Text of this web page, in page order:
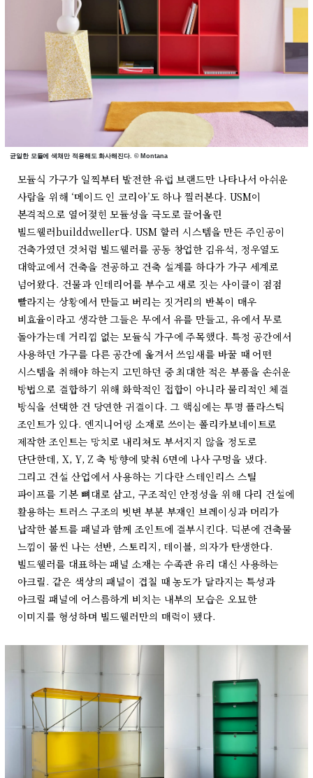
균일한 모듈에 색채만 적용해도 화사해진다. © Montana
모듈식 가구가 일찍부터 발전한 유럽 브랜드만 나타나서 아쉬운
사람을 위해 ‘메이드 인 코리아’도 하나 찔러본다. USM이
본격적으로 열어젖힌 모듈성을 극도로 끌어올린
빌드웰러builddweller다. USM 할러 시스템을 만든 주인공이
건축가였던 것처럼 빌드웰러를 공동 창업한 김유석, 정우열도
대학교에서 건축을 전공하고 건축 설계를 하다가 가구 세계로
넘어왔다. 건물과 인테리어를 부수고 새로 짓는 사이클이 점점
빨라지는 상황에서 만들고 버리는 짓거리의 반복이 매우
비효율이라고 생각한 그들은 무에서 유를 만들고, 유에서 무로
돌아가는데 거리낌 없는 모듈식 가구에 주목했다. 특정 공간에서
사용하던 가구를 다른 공간에 옮겨서 쓰임새를 바꿀 때 어떤
시스템을 취해야 하는지 고민하던 중 최대한 적은 부품을 손쉬운
방법으로 결합하기 위해 화학적인 접합이 아니라 물리적인 체결
방식을 선택한 건 당연한 귀결이다. 그 핵심에는 투명 플라스틱
조인트가 있다. 엔지니어링 소재로 쓰이는 폴리카보네이트로
제작한 조인트는 망치로 내리쳐도 부서지지 않을 정도로
단단한데, X, Y, Z 축 방향에 맞춰 6면에 나사 구멍을 냈다.
그리고 건설 산업에서 사용하는 기다란 스테인리스 스틸
파이프를 기본 뼈대로 삼고, 구조적인 안정성을 위해 다리 건설에
활용하는 트러스 구조의 빗변 부분 부재인 브레이싱과 머리가
납작한 볼트를 패널과 함께 조인트에 결부시킨다. 덕분에 건축물
느낌이 물씬 나는 선반, 스토리지, 테이블, 의자가 탄생한다.
빌드웰러를 대표하는 패널 소재는 수족관 유리 대신 사용하는
아크릴. 같은 색상의 패널이 겹칠 때 농도가 달라지는 특성과
아크릴 패널에 어스름하게 비치는 내부의 모습은 오묘한
이미지를 형성하며 빌드웰러만의 매력이 됐다.